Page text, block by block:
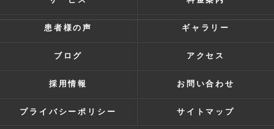
患者様の声 ギャラリー
ブログ アクセス
採用情報 お問い合わせ
プライバシーポリシー サイトマップ